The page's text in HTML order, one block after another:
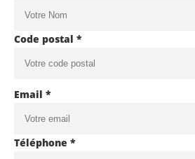
Code postal *
Email *
Téléphone *